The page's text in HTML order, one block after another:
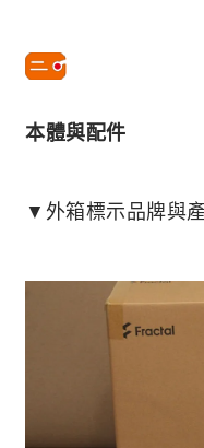
本體與配件
▼外箱標示品牌與